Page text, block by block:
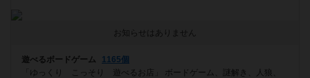
お知らせはありません
遊べるボードゲーム
1165個
「ゆっくり こっそり 遊べるお店」 ボードゲーム、謎解き、人狼、